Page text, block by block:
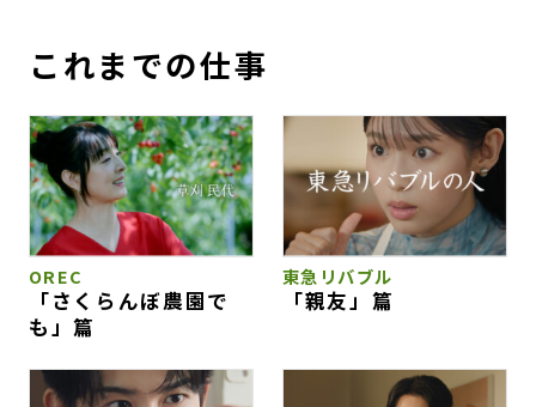
これまでの仕事
OREC
「さくらんぼ農園で
も」篇
東急リバブル
「親友」篇